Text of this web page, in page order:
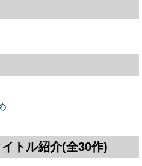
トル紹介(全30作)